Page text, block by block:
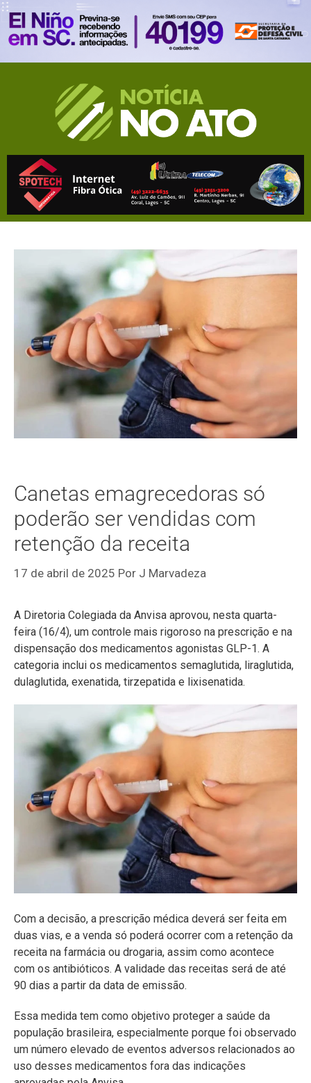
Canetas emagrecedoras só
poderão ser vendidas com
retenção da receita
17 de abril de 2025 Por J Marvadeza
A Diretoria Colegiada da Anvisa aprovou, nesta quarta-
feira (16/4), um controle mais rigoroso na prescrição e na
dispensação dos medicamentos agonistas GLP-1. A
categoria inclui os medicamentos semaglutida, liraglutida,
dulaglutida, exenatida, tirzepatida e lixisenatida.
Com a decisão, a prescrição médica deverá ser feita em
duas vias, e a venda só poderá ocorrer com a retenção da
receita na farmácia ou drogaria, assim como acontece
com os antibióticos. A validade das receitas será de até
90 dias a partir da data de emissão.
Essa medida tem como objetivo proteger a saúde da
população brasileira, especialmente porque foi observado
um número elevado de eventos adversos relacionados ao
uso desses medicamentos fora das indicações